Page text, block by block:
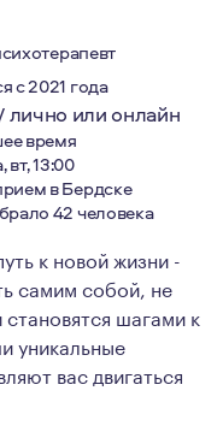
с 2021 года
лично или онлайн
время
вт, 13:00
в Бердске
42 человека
к новой жизни -
самим собой, не
шагами к
уникальные
вас двигаться